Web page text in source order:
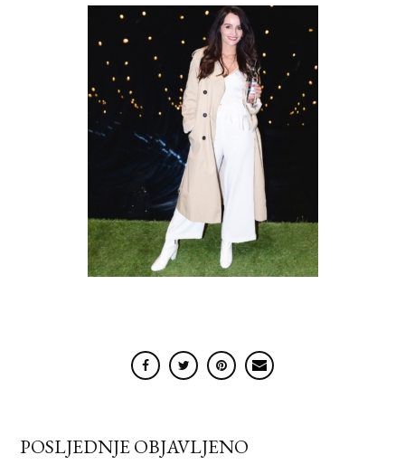
POSLJEDNJE OBJAVLJENO